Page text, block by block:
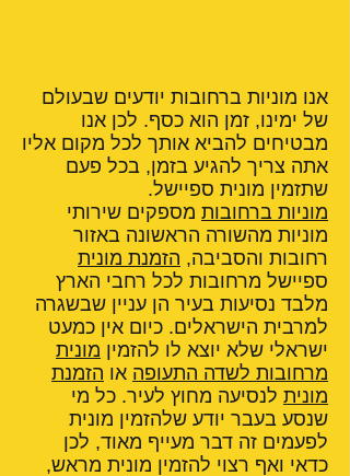
אנו מוניות ברחובות יודעים שבעולם
של ימינו, זמן הוא כסף. לכן אנו
מבטיחים להביא אותך לכל מקום אליו
אתה צריך להגיע בזמן, בכל פעם
שתזמין מונית ספיישל.
מוניות ברחובות מספקים שירותי
מוניות מהשורה הראשונה באזור
רחובות והסביבה, הזמנת מונית
ספיישל מרחובות לכל רחבי הארץ
מלבד נסיעות בעיר הן עניין שבשגרה
למרבית הישראלים. כיום אין כמעט
ישראלי שלא יוצא לו להזמין מונית
מרחובות לשדה התעופה או הזמנת
מונית לנסיעה מחוץ לעיר. כל מי
שנסע בעבר יודע שלהזמין מונית
לפעמים זה דבר מעייף מאוד, לכן
כדאי ואף רצוי להזמין מונית מראש,